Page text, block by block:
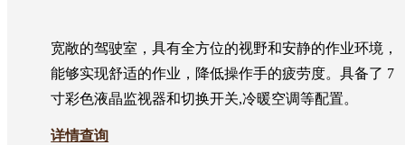
宽敞的驾驶室，具有全方位的视野和安静的作业环境，
能够实现舒适的作业，降低操作手的疲劳度。具备了 7
寸彩色液晶监视器和切换开关,冷暖空调等配置。
详情查询